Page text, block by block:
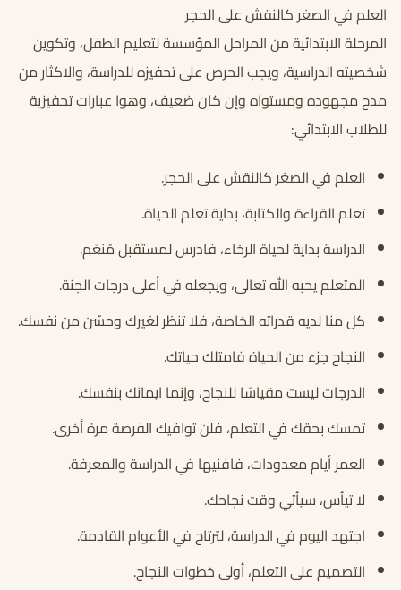
العلم في الصغر كالنقش على الحجر
المرحلةالابتدائيةمنالمراحلالمؤسسةلتعليمالطفل، وتكوين
شخصيتهالدراسية، ويجبالحرصعلىتحفيزهللدراسة، والاكثارمن
مدحمجهودهومستواهوإنكانضعيف، وهوا عباراتتحفيزية
للطلابالابتدائي:
العلمفيالصغركالنقشعلىالحجر.
تعلمالقراءةوالكتابة، بدايةتعلمالحياة.
الدراسةبدايةلحياةالرخاء، فادرسلمستقبلمُنعَم.
المتعلميحبهاللهتعالى، ويجعلهفيأعلىدرجاتالجنة.
كلمنالديهقدراتهالخاصة، فلاتنظرلغيركوحسّنمننفسك.
النجاحجزءمنالحياةفامتلكحياتك.
الدرجات ليست مقياسًا للنجاح، وإنما ايمانك بنفسك.
تمسك بحقك في التعلم، فلن توافيك الفرصة مرة أخرى.
العمر أيام معدودات، فافنيها في الدراسة والمعرفة.
لا تيأس، سيأتي وقت نجاحك.
اجتهد اليوم في الدراسة، لترتاح في الأعوام القادمة.
التصميم على التعلم، أولى خطوات النجاح.